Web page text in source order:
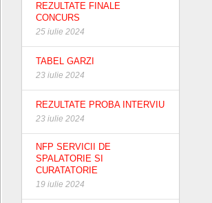
REZULTATE FINALE
CONCURS
25 iulie 2024
TABEL GARZI
23 iulie 2024
REZULTATE PROBA INTERVIU
23 iulie 2024
NFP SERVICII DE
SPALATORIE SI
CURATATORIE
19 iulie 2024